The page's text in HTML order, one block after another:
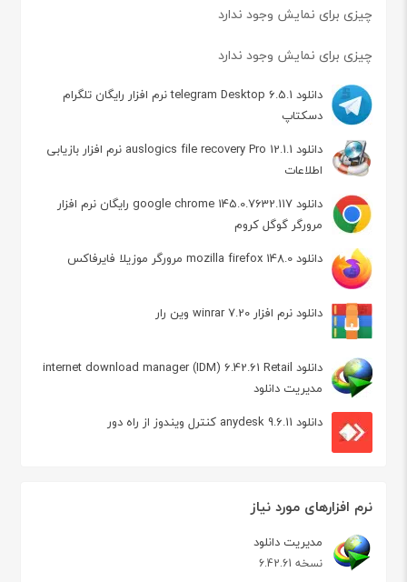
چیزی برای نمایش وجود ندارد
چیزی برای نمایش وجود ندارد
دانلود telegram Desktop 6.5.1 نرم افزار رایگان تلگرام
دسکتاپ
دانلود auslogics file recovery Pro 12.1.1 نرم افزار بازیابی
اطلاعات
دانلود google chrome 145.0.7632.117 رایگان نرم افزار
مرورگر گوگل کروم
دانلود mozilla firefox 148.0 مرورگر موزیلا فایرفاکس
دانلود نرم افزار winrar 7.20 وین رار
دانلود internet download manager (IDM) 6.42.61 Retail
مدیریت دانلود
دانلود anydesk 9.6.11 کنترل ویندوز از راه دور
نرم افزارهای مورد نیاز
مدیریت دانلود
نسخه 6.42.61